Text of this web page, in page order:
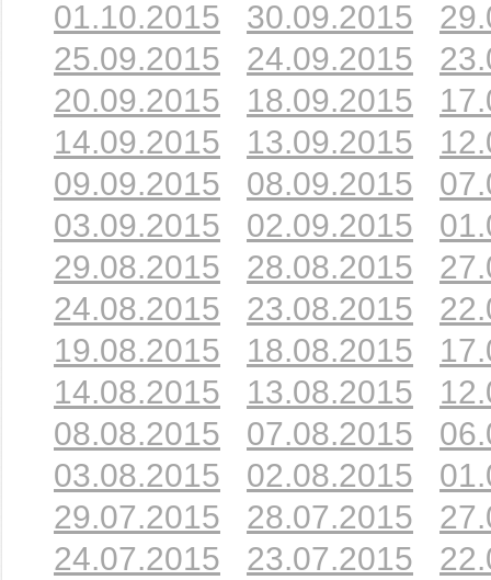
01.10.2015
30.09.2015
25.09.2015
24.09.2015
20.09.2015
18.09.2015
14.09.2015
13.09.2015
09.09.2015
08.09.2015
03.09.2015
02.09.2015
29.08.2015
28.08.2015
24.08.2015
23.08.2015
19.08.2015
18.08.2015
14.08.2015
13.08.2015
08.08.2015
07.08.2015
03.08.2015
02.08.2015
29.07.2015
28.07.2015
24.07.2015
23.07.2015